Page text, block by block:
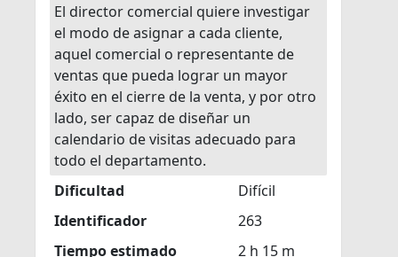
El director comercial quiere investigar
el modo de asignar a cada cliente,
aquel comercial o representante de
ventas que pueda lograr un mayor
éxito en el cierre de la venta, y por otro
lado, ser capaz de diseñar un
calendario de visitas adecuado para
todo el departamento.
Dificultad
Difícil
Identificador
263
Tiempo estimado
2 h 15 m